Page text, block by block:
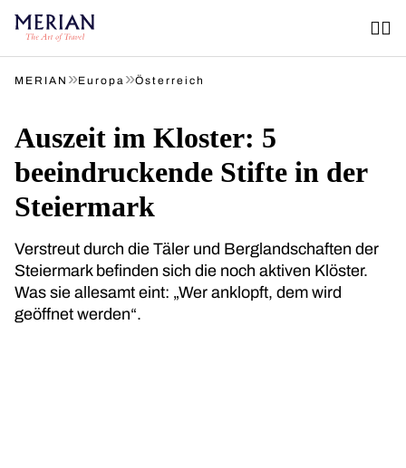
MERIAN »Europa »Österreich
Auszeit im Kloster: 5
beeindruckende Stifte in der
Steiermark
Verstreut durch die Täler und Berglandschaften der
Steiermark befinden sich die noch aktiven Klöster.
Was sie allesamt eint: „Wer anklopft, dem wird
geöffnet werden“.